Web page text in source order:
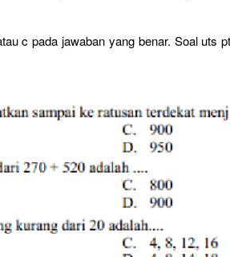
c pada jawaban yang benar. Soal uts